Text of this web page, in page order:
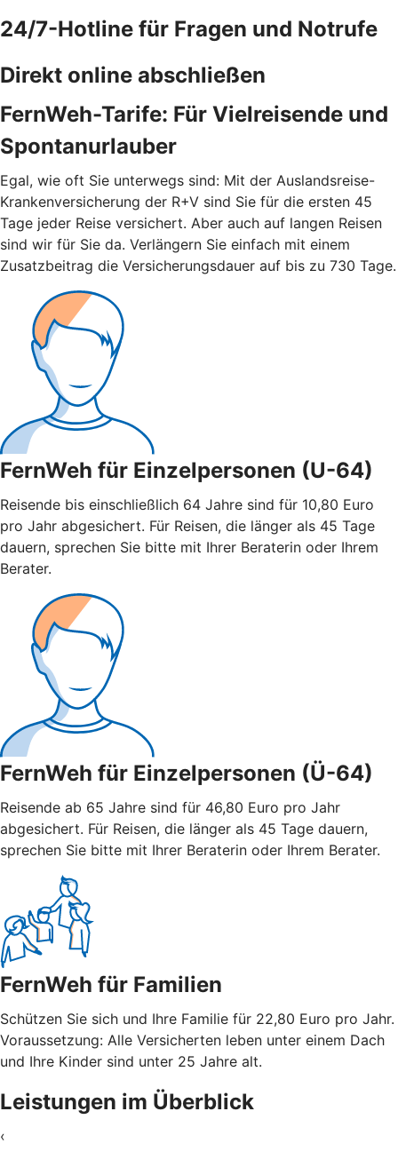
24/7-Hotline für Fragen und Notrufe
Direkt online abschließen
FernWeh-Tarife: Für Vielreisende und
Spontanurlauber
Egal, wie oft Sie unterwegs sind: Mit der Auslandsreise-
Krankenversicherung der R+V sind Sie für die ersten 45
Tage jeder Reise versichert. Aber auch auf langen Reisen
sind wir für Sie da. Verlängern Sie einfach mit einem
Zusatzbeitrag die Versicherungsdauer auf bis zu 730 Tage.
FernWeh für Einzelpersonen (U-64)
Reisende bis einschließlich 64 Jahre sind für 10,80 Euro
pro Jahr abgesichert. Für Reisen, die länger als 45 Tage
dauern, sprechen Sie bitte mit Ihrer Beraterin oder Ihrem
Berater.
FernWeh für Einzelpersonen (Ü-64)
Reisende ab 65 Jahre sind für 46,80 Euro pro Jahr
abgesichert. Für Reisen, die länger als 45 Tage dauern,
sprechen Sie bitte mit Ihrer Beraterin oder Ihrem Berater.
FernWeh für Familien
Schützen Sie sich und Ihre Familie für 22,80 Euro pro Jahr.
Voraussetzung: Alle Versicherten leben unter einem Dach
und Ihre Kinder sind unter 25 Jahre alt.
Leistungen im Überblick
‹